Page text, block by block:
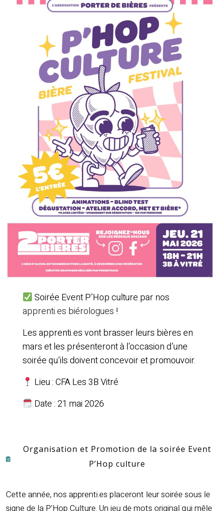
–
Soirée
:
P’Hop
culture
Soirée Event P’Hop culture par nos
apprenti.es biérologues !
Les apprenti.es vont brasser leurs bières en
mars et les présenteront à l’occasion d’une
soirée qu’ils doivent concevoir et promouvoir.
Lieu : CFA Les 3B Vitré
Date : 21 mai 2026
Organisation et Promotion de la soirée Event
P’Hop culture
Cette année, nos apprenti.es placeront leur soirée sous le
signe de la P’Hop Culture. Un jeu de mots original qui mêle